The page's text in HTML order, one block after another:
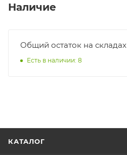
Наличие
Общий остаток на складах
Есть в наличии: 8
КАТАЛОГ